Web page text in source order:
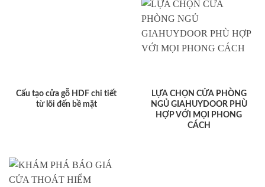
Cấu tạo cửa gỗ HDF chi tiết
từ lõi đến bề mặt
LỰA CHỌN CỬA PHÒNG
NGỦ GIAHUYDOOR PHÙ
HỢP VỚI MỌI PHONG
CÁCH